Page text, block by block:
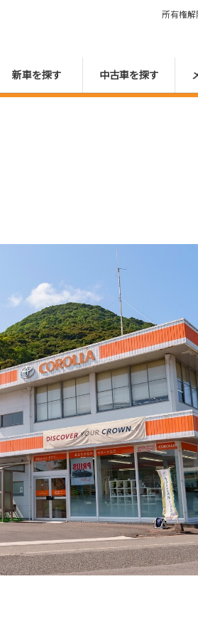
新車を探す 中古車を探す
所有権解